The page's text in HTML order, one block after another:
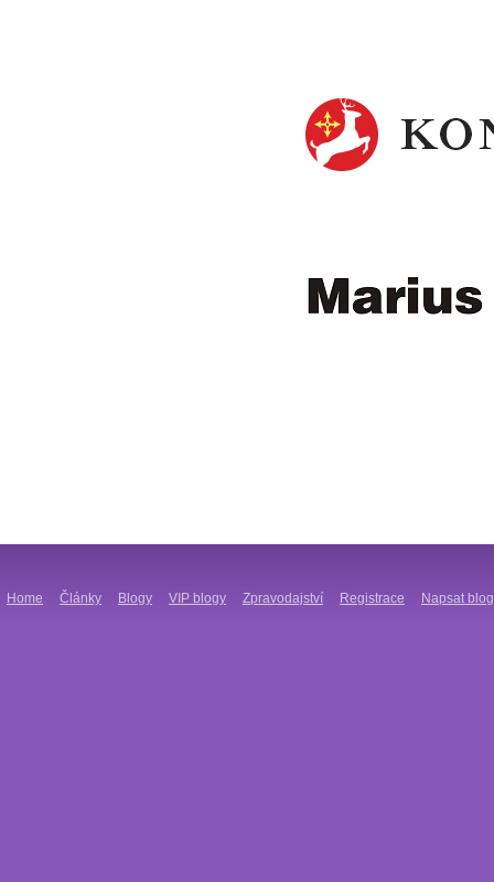
Home Články Blogy VIP blogy Zpravodajství Registrace Napsat blog